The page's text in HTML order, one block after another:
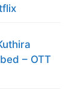
– OTT